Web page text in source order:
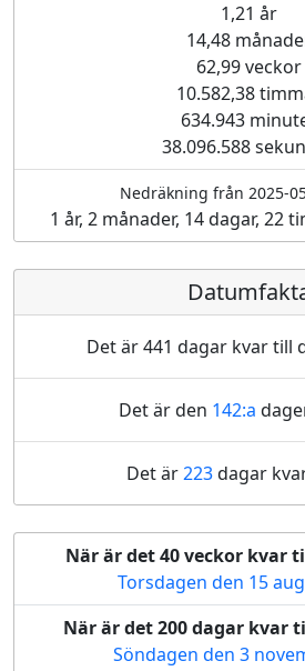
1,21 år
14,48
62,99 veckor
10.582,38
634.943
38.096.588
Nedräkning från 2025-
1 år, 2 månader, 14 dagar, 22
Det är 441 dagar kvar till
Det är den 142:a
Det är223dagar
När är det 40 veckor kvar
Torsdagen den 15
När är det 200 dagar kvar
Söndagen den 3